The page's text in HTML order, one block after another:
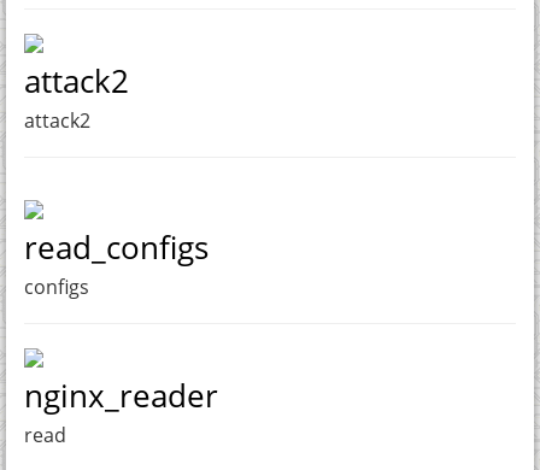
attack2
attack2
read_configs
configs
nginx_reader
read